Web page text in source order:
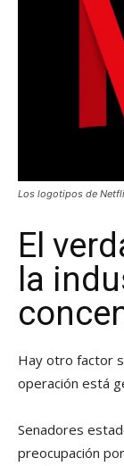
Los logotipos de
El
la
Hay otro factor
operación está
Senadores
preocupación